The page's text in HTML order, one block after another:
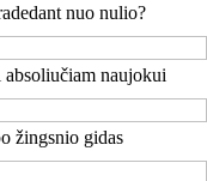
nuo nulio?
naujokui
žingsnio gidas